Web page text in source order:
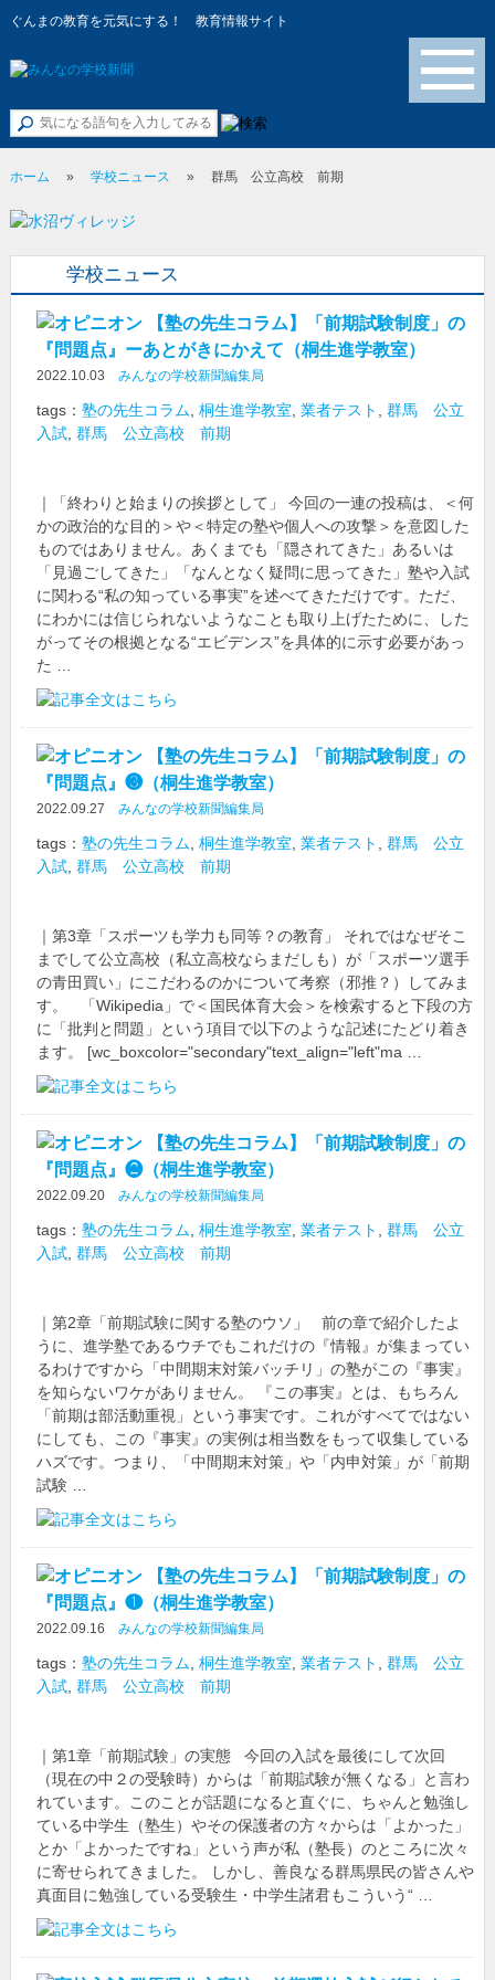
ぐんまの教育を元気にする！ 教育情報サイト
メニュー
ホーム » 学校ニュース » 群馬 公立高校 前期
学校ニュース
【塾の先生コラム】「前期試験制度」の
『問題点』ーあとがきにかえて（桐生進学教室）
2022.10.03 みんなの学校新聞編集局
tags： 塾の先生コラム 桐生進学教室 業者テスト
群馬 公立
入試, 群馬 公立高校 前期
｜「終わりと始まりの挨拶として」 今回の一連の投稿は、＜何
かの政治的な目的＞や＜特定の塾や個人への攻撃＞を意図した
ものではありません。あくまでも「隠されてきた」あるいは
「見過ごしてきた」「なんとなく疑問に思ってきた」塾や入試
に関わる“私の知っている事実”を述べてきただけです。ただ、
にわかには信じられないようなことも取り上げたために、した
がってその根拠となる“エビデンス”を具体的に示す必要があっ
た …
【塾の先生コラム】「前期試験制度」の
『問題点』❸（桐生進学教室）
2022.09.27 みんなの学校新聞編集局
tags： 塾の先生コラム 桐生進学教室 業者テスト
群馬 公立
入試, 群馬 公立高校 前期
｜第3章「スポーツも学力も同等？の教育」 それではなぜそこ
までして公立高校（私立高校ならまだしも）が「スポーツ選手
の青田買い」にこだわるのかについて考察（邪推？）してみま
す。 「Wikipedia」で＜国民体育大会＞を検索すると下段の方
に「批判と問題」という項目で以下のような記述にたどり着き
ます。 [wc_boxcolor="secondary"text_align="left"ma …
【塾の先生コラム】「前期試験制度」の
『問題点』❷（桐生進学教室）
2022.09.20 みんなの学校新聞編集局
tags： 塾の先生コラム 桐生進学教室 業者テスト
群馬 公立
入試, 群馬 公立高校 前期
｜第2章「前期試験に関する塾のウソ」 前の章で紹介したよ
うに、進学塾であるウチでもこれだけの『情報』が集まってい
るわけですから「中間期末対策バッチリ」の塾がこの『事実』
を知らないワケがありません。 『この事実』とは、もちろん
「前期は部活動重視」という事実です。これがすべてではない
にしても、この『事実』の実例は相当数をもって収集している
ハズです。つまり、「中間期末対策」や「内申対策」が「前期
試験 …
【塾の先生コラム】「前期試験制度」の
『問題点』❶（桐生進学教室）
2022.09.16 みんなの学校新聞編集局
tags： 塾の先生コラム 桐生進学教室 業者テスト
群馬 公立
入試, 群馬 公立高校 前期
｜第1章「前期試験」の実態 今回の入試を最後にして次回
（現在の中２の受験時）からは「前期試験が無くなる」と言わ
れています。このことが話題になると直ぐに、ちゃんと勉強し
ている中学生（塾生）やその保護者の方々からは「よかった」
とか「よかったですね」という声が私（塾長）のところに次々
に寄せられてきました。 しかし、善良なる群馬県民の皆さんや
真面目に勉強している受験生・中学生諸君もこういう“ …